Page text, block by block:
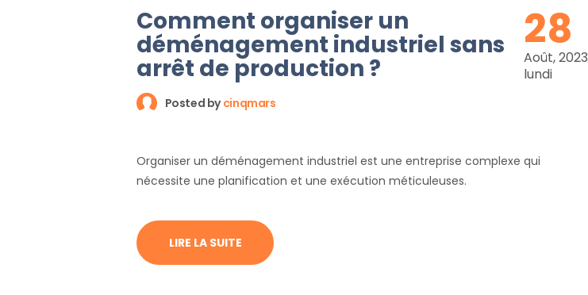
28
Août, 2023
lundi
Comment organiser un
déménagement industriel sans
arrêt de production ?
Posted bycinqmars
Organiser un déménagement industriel est une entreprise complexe qui
nécessite une planification et une exécution méticuleuses.
LIRE LA SUITE